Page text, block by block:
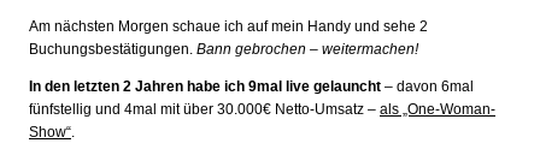
Am nächsten Morgen schaue ich auf mein Handy und sehe 2
Buchungsbestätigungen. Bann gebrochen – weitermachen!
n den letzten 2 Jahren habe ich 9mal live gelauncht – davon 6mal
fünfstellig und 4mal mit über 30.000€ Netto-Umsatz – als „One-Woman-
Show“.